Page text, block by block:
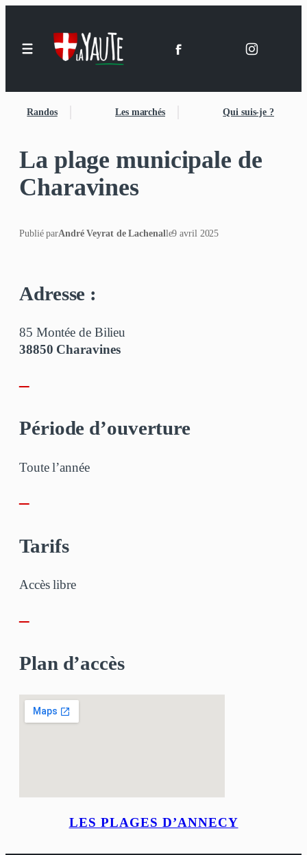
Randos Les marchés Qui suis-je ?
La plage municipale de
Charavines
Publié parAndré Veyrat de Lachenalle9 avril 2025
Adresse :
85 Montée de Bilieu
38850 Charavines
–
Période d’ouverture
Toute l’année
–
Tarifs
Accès libre
–
Plan d’accès
LES PLAGES D’ANNECY